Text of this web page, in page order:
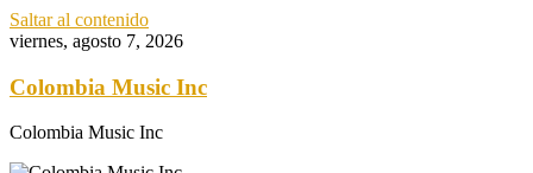
Saltar al contenido
viernes, agosto 7, 2026
Colombia Music Inc
Colombia Music Inc